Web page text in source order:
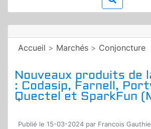
Accueil > Marchés > Conjoncture
Nouveaux produits de
: Codasip, Farnell,
Quectel et SparkFun
Publié le 15-03-2024 par Francois